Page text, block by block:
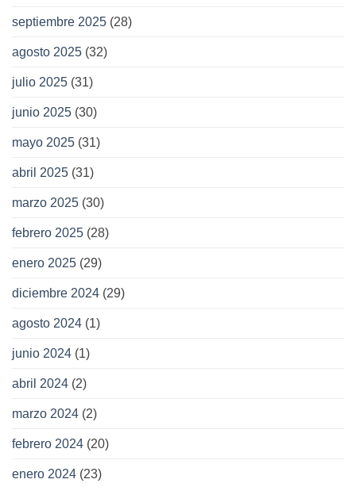
septiembre 2025 (28)
agosto 2025 (32)
julio 2025 (31)
junio 2025 (30)
mayo 2025 (31)
abril 2025 (31)
marzo 2025 (30)
febrero 2025 (28)
enero 2025 (29)
diciembre 2024 (29)
agosto 2024 (1)
junio 2024 (1)
abril 2024 (2)
marzo 2024 (2)
febrero 2024 (20)
enero 2024 (23)